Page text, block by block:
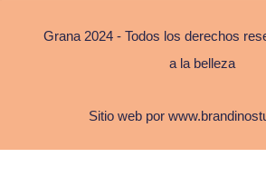
Grana 2024 - Todos los derechos
a la belleza
Sitio web por